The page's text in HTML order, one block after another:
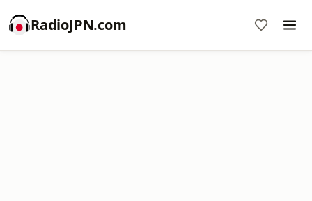
RadioJPN.com